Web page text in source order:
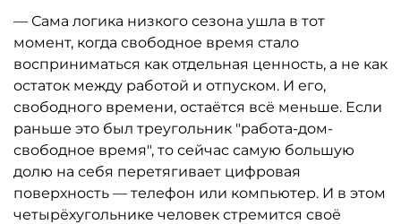
— Сама логика низкого сезона ушла в тот
момент, когда свободное время стало
восприниматься как отдельная ценность, а не как
остаток между работой и отпуском. И его,
свободного времени, остаётся всё меньше. Если
раньше это был треугольник "работа-дом-
свободное время", то сейчас самую большую
долю на себя перетягивает цифровая
поверхность — телефон или компьютер. И в этом
четырёхугольнике человек стремится своё